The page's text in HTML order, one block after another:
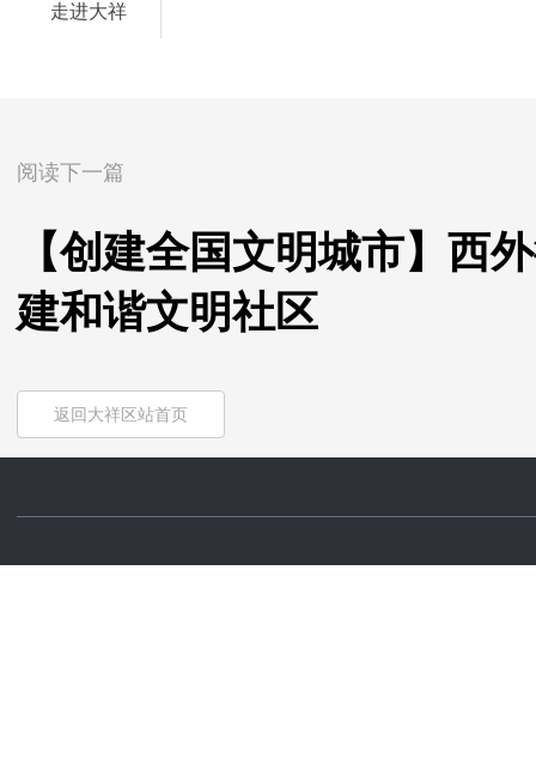
走进大祥
阅读下一篇
【创建全国文明城市】西
建和谐文明社区
返回大祥区站首页